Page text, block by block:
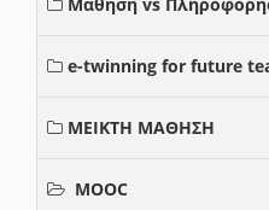
e-twinning for future
ΜΕΙΚΤΗ ΜΑΘΗΣΗ
MOOC